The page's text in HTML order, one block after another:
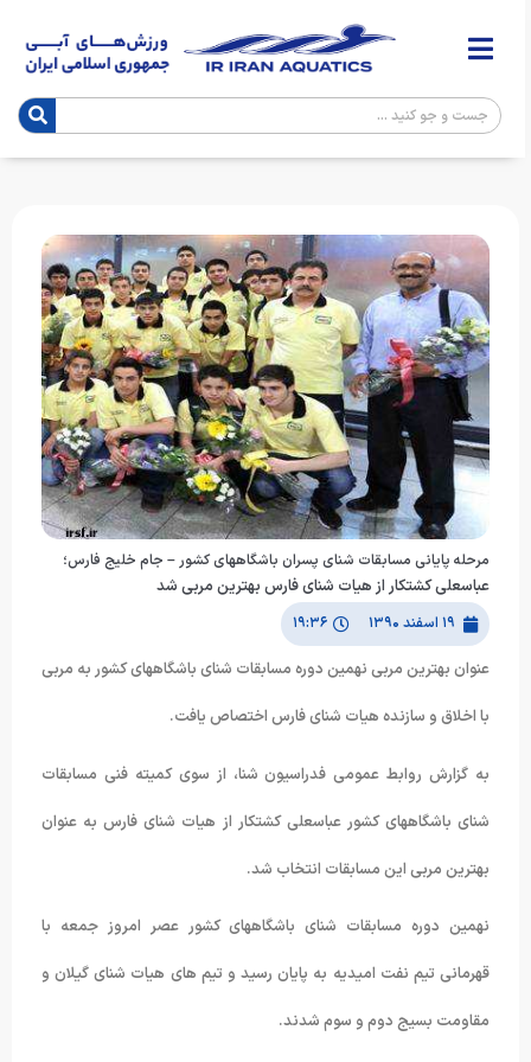
مرحله پایانی مسابقات شنای پسران باشگاههای کشور – جام خلیج فارس؛
عباسعلی کشتکار از هیات شنای فارس بهترین مربی شد
۱۹ اسفند ۱۳۹۰ ۱۹:۳۶
عنوان بهترین مربی نهمین دوره مسابقات شنای باشگاههای کشور به مربی
با اخلاق و سازنده هیات شنای فارس اختصاص یافت.
به گزارش روابط عمومی فدراسیون شنا، از سوی کمیته فنی مسابقات
شنای باشگاههای کشور عباسعلی کشتکار از هیات شنای فارس به عنوان
بهترین مربی این مسابقات انتخاب شد.
نهمین دوره مسابقات شنای باشگاههای کشور عصر امروز جمعه با
قهرمانی تیم نفت امیدیه به پایان رسید و تیم های هیات شنای گیلان و
مقاومت بسیج دوم و سوم شدند.